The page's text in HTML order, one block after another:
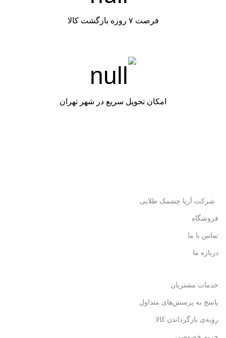
فرصت ۷ روزه بازگشت کالا
امکان تحویل سریع در شهر تهران
شرکت آریا چشمک طلایی
فروشگاه
تماس با ما
درباره ما
خدمات مشتریان
پاسخ به پرسش‌های متداول
رویه‌ی بازگرداندن کالا
حریم خصوصی